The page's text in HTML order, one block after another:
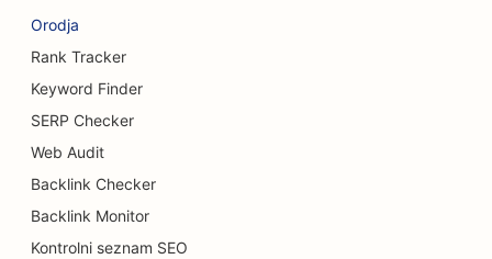
SEO za storitve povečanja prsi
SEO za tovornjake za burgerje
SEO za opeklinske kirurge
SEO za kavarne
Orodja
Rank Tracker
Keyword Finder
SERP Checker
Web Audit
Backlink Checker
Backlink Monitor
Kontrolni seznam SEO